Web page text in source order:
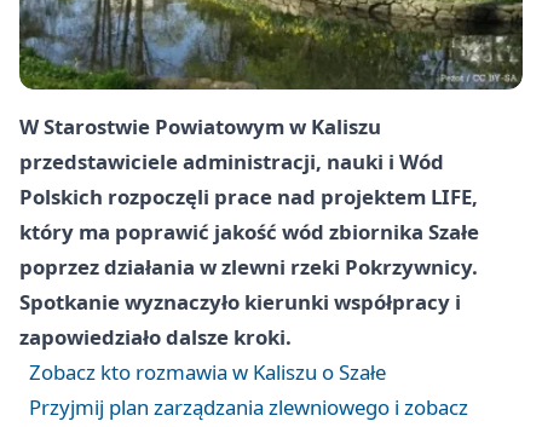
W Starostwie Powiatowym w Kaliszu
przedstawiciele administracji, nauki i Wód
Polskich rozpoczęli prace nad projektem LIFE,
który ma poprawić jakość wód zbiornika Szałe
poprzez działania w zlewni rzeki Pokrzywnicy.
Spotkanie wyznaczyło kierunki współpracy i
zapowiedziało dalsze kroki.
Zobacz kto rozmawia w Kaliszu o Szałe
Przyjmij plan zarządzania zlewniowego i zobacz